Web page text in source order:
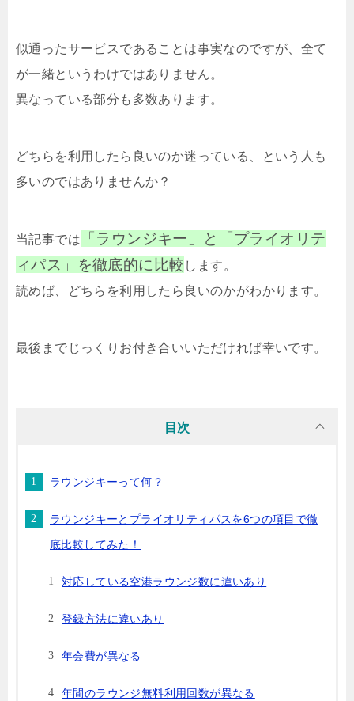
似通ったサービスであることは事実なのですが、全て
が一緒というわけではありません。
異なっている部分も多数あります。
どちらを利用したら良いのか迷っている、という人も
多いのではありませんか？
当記事では
「ラウンジキー」と「プライオリテ
ィパス」を徹底的に比較 します。
読めば、どちらを利用したら良いのかがわかります。
最後までじっくりお付き合いいただければ幸いです。
目次
ラウンジキーって何？
ラウンジキーとプライオリティパスを6つの項目で徹
底比較してみた！
対応している空港ラウンジ数に違いあり
登録方法に違いあり
年会費が異なる
年間のラウンジ無料利用回数が異なる